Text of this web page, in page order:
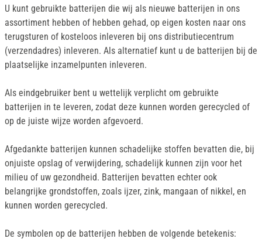
U kunt gebruikte batterijen die wij als nieuwe batterijen in ons
assortiment hebben of hebben gehad, op eigen kosten naar ons
terugsturen of kosteloos inleveren bij ons distributiecentrum
(verzendadres) inleveren. Als alternatief kunt u de batterijen bij de
plaatselijke inzamelpunten inleveren.
Als eindgebruiker bent u wettelijk verplicht om gebruikte
batterijen in te leveren, zodat deze kunnen worden gerecycled of
op de juiste wijze worden afgevoerd.
Afgedankte batterijen kunnen schadelijke stoffen bevatten die, bij
onjuiste opslag of verwijdering, schadelijk kunnen zijn voor het
milieu of uw gezondheid. Batterijen bevatten echter ook
belangrijke grondstoffen, zoals ijzer, zink, mangaan of nikkel, en
kunnen worden gerecycled.
De symbolen op de batterijen hebben de volgende betekenis: